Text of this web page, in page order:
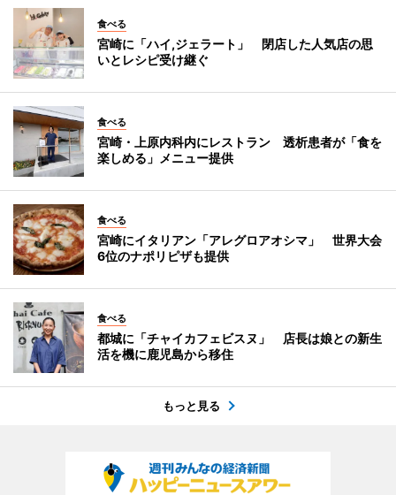
食べる
宮崎に「ハイ,ジェラート」 閉店した人気店の思
いとレシピ受け継ぐ
食べる
宮崎・上原内科内にレストラン 透析患者が「食を
楽しめる」メニュー提供
食べる
宮崎にイタリアン「アレグロアオシマ」 世界大会
6位のナポリピザも提供
食べる
都城に「チャイカフェビスヌ」 店長は娘との新生
活を機に鹿児島から移住
もっと見る